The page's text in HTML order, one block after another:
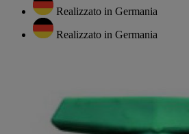
Realizzato in Germania
Realizzato in Germania